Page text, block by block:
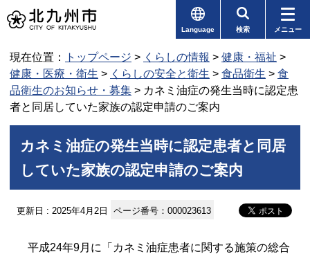
Language 検索 メニュー
現在位置： トップページ > くらしの情報 > 健康・福祉 >
健康・医療・衛生 > くらしの安全と衛生 > 食品衛生 > 食
品衛生のお知らせ・募集 > カネミ油症の発生当時に認定患
者と同居していた家族の認定申請のご案内
カネミ油症の発生当時に認定患者と同居
していた家族の認定申請のご案内
更新日 : 2025年4月2日 ページ番号：000023613
平成24年9月に「カネミ油症患者に関する施策の総合